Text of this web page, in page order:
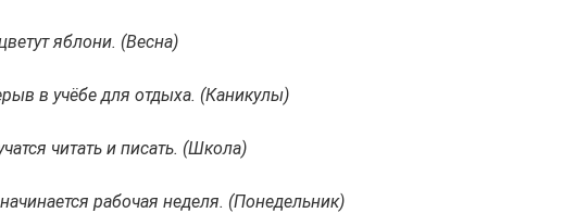
яблони. (Весна)
в учёбе для отдыха. (Каникулы)
читать и писать. (Школа)
рабочая неделя. (Понедельник)